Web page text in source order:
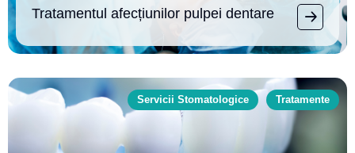
Tratamentul afecțiunilor pulpei dentare
Servicii Stomatologice Tratamente